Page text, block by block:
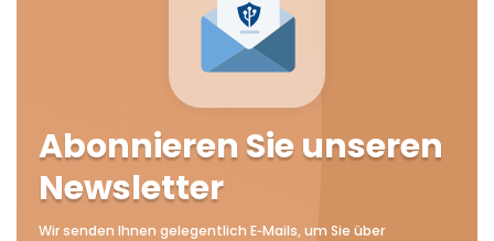
Abonnieren Sie unseren
Newsletter
Wir senden Ihnen gelegentlich E‑Mails, um Sie über